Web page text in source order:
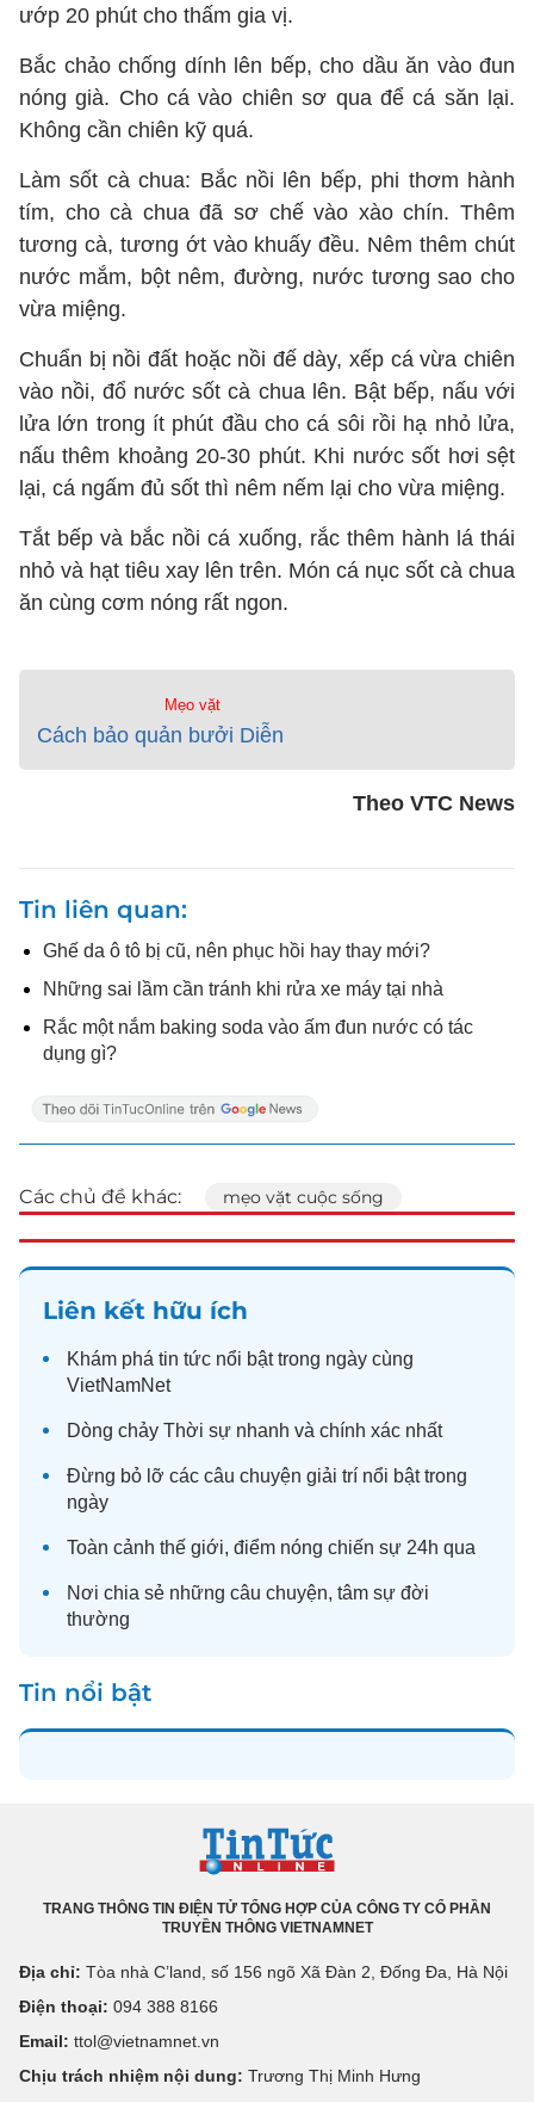
ướp 20 phút cho thấm gia vị.
Bắc chảo chống dính lên bếp, cho dầu ăn vào đun
nóng già. Cho cá vào chiên sơ qua để cá săn lại.
Không cần chiên kỹ quá.
Làm sốt cà chua: Bắc nồi lên bếp, phi thơm hành
tím, cho cà chua đã sơ chế vào xào chín. Thêm
tương cà, tương ớt vào khuấy đều. Nêm thêm chút
nước mắm, bột nêm, đường, nước tương sao cho
vừa miệng.
Chuẩn bị nồi đất hoặc nồi đế dày, xếp cá vừa chiên
vào nồi, đổ nước sốt cà chua lên. Bật bếp, nấu với
lửa lớn trong ít phút đầu cho cá sôi rồi hạ nhỏ lửa,
nấu thêm khoảng 20-30 phút. Khi nước sốt hơi sệt
lại, cá ngấm đủ sốt thì nêm nếm lại cho vừa miệng.
Tắt bếp và bắc nồi cá xuống, rắc thêm hành lá thái
nhỏ và hạt tiêu xay lên trên. Món cá nục sốt cà chua
ăn cùng cơm nóng rất ngon.
Mẹo vặt
Cách bảo quản bưởi Diễn
Theo VTC News
Tin liên quan
Ghế da ô tô bị cũ, nên phục hồi hay thay mới?
Những sai lầm cần tránh khi rửa xe máy tại nhà
Rắc một nắm baking soda vào ấm đun nước có tác
dụng gì?
Các chủ đề khác: mẹo vặt cuộc sống
Liên kết hữu ích
Khám phá tin tức nổi bật trong ngày cùng
VietNamNet
Dòng chảy Thời sự nhanh và chính xác nhất
Đừng bỏ lỡ các câu chuyện giải trí nổi bật trong
ngày
Toàn cảnh thế giới, điểm nóng chiến sự 24h qua
Nơi chia sẻ những câu chuyện, tâm sự đời
thường
Tin nổi bật
TRANG THÔNG TIN ĐIỆN TỬ TỔNG HỢP CỦA CÔNG TY CỔ PHẦN
TRUYỀN THÔNG VIETNAMNET
Địa chỉ: Tòa nhà C’land, số 156 ngõ Xã Đàn 2, Đống Đa, Hà Nội
Điện thoại: 094 388 8166
Email: ttol@vietnamnet.vn
Chịu trách nhiệm nội dung: Trương Thị Minh Hưng